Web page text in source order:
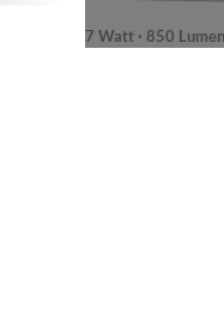
7 Watt · 850